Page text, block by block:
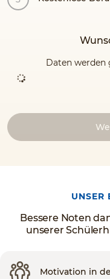
Daten werden
UNSER
Bessere Noten
unserer
Motivation in